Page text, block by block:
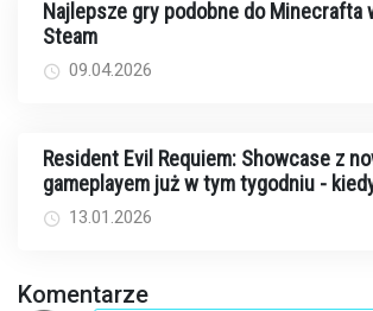
Najlepsze gry podobne do Minecrafta
Steam
09.04.2026
Resident Evil Requiem: Showcase z
gameplayem już w tym tygodniu -
oglądać?
13.01.2026
Komentarze